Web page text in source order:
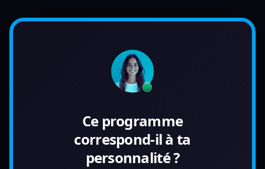
Ce programme
correspond-il à ta
personnalité ?